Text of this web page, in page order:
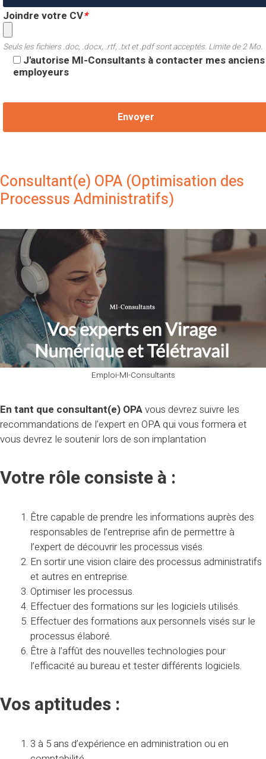
Joindre votre CV*
Seuls les fichiers .doc, .docx, .rtf, .txt et .pdf sont acceptés. Limite de 2 Mo.
J'autorise MI-Consultants à contacter mes anciens
employeurs
Consultant(e) OPA (Optimisation des
Processus Administratifs)
Emploi-MI-Consultants
En tant que consultant(e) OPAvous devrez suivre les
recommandations de l’expert en OPA qui vous formera et
vous devrez le soutenir lors de son implantation
Votre rôle consiste à :
Être capable de prendre les informations auprès des
responsables de l’entreprise afin de permettre à
l’expert de découvrir les processus visés.
En sortir une vision claire des processus administratifs
et autres en entreprise.
Optimiser les processus.
Effectuer des formations sur les logiciels utilisés.
Effectuer des formations aux personnels visés sur le
processus élaboré.
Être à l’affût des nouvelles technologies pour
l’efficacité au bureau et tester différents logiciels.
Vos aptitudes :
3 à 5 ans d’expérience en administration ou en